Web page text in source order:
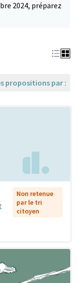
2024, préparez
propositions par :
Non retenue
par le tri
citoyen